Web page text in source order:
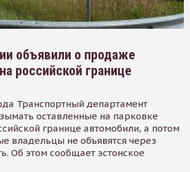
объявили о продаже
российской границе
Транспортный департамент
оставленные на парковке
границе автомобили, а потом
владельцы не объявятся через
Об этом сообщает эстонское